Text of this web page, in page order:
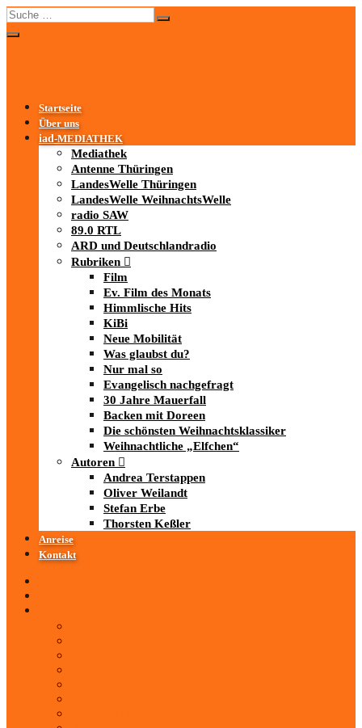
Startseite
Über uns
iad-MEDIATHEK
Mediathek
Antenne Thüringen
LandesWelle Thüringen
LandesWelle WeihnachtsWelle
radio SAW
89.0 RTL
ARD und Deutschlandradio
Rubriken
Film
Ev. Film des Monats
Himmlische Hits
KiBi
Neue Mobilität
Was glaubst du?
Nur mal so
Evangelisch nachgefragt
30 Jahre Mauerfall
Backen mit Doreen
Die schönsten Weihnachtsklassiker
Weihnachtliche „Elfchen“
Autoren
Andrea Terstappen
Oliver Weilandt
Stefan Erbe
Thorsten Keßler
Anreise
Kontakt